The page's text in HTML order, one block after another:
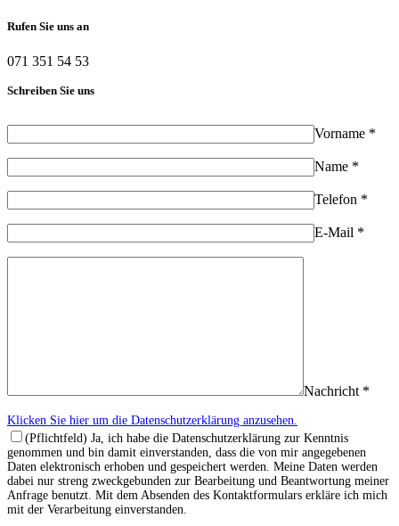
Rufen Sie uns an
071 351 54 53
Schreiben Sie uns
Vorname *
Name *
Telefon *
E-Mail *
Nachricht *
Klicken Sie hier um die Datenschutzerklärung anzusehen.
(Pflichtfeld) Ja, ich habe die Datenschutzerklärung zur Kenntnis
genommen und bin damit einverstanden, dass die von mir angegebenen
Daten elektronisch erhoben und gespeichert werden. Meine Daten werden
dabei nur streng zweckgebunden zur Bearbeitung und Beantwortung meiner
Anfrage benutzt. Mit dem Absenden des Kontaktformulars erkläre ich mich
mit der Verarbeitung einverstanden.